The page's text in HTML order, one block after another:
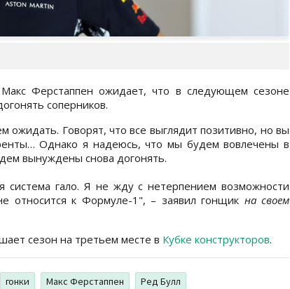
Ферстаппен ожидает, что в следующем сезоне
соперников.
ожидать. Говорят, что все выглядит позитивно, но вы
Однако я надеюсь, что мы будем вовлечены в
вынуждены снова догонять.
система гало. Я не жду с нетерпением возможности
относится к Формуле-1", – заявил гонщик на своем
сезон на третьем месте в Кубке конструкторов.
гонки Макс Ферстаппен Ред Булл